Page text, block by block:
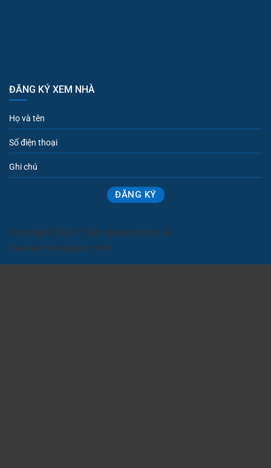
ĐĂNG KÝ XEM NHÀ
Copyright 2026 © Bản quyền thuộc về
muabannhasaigon.com